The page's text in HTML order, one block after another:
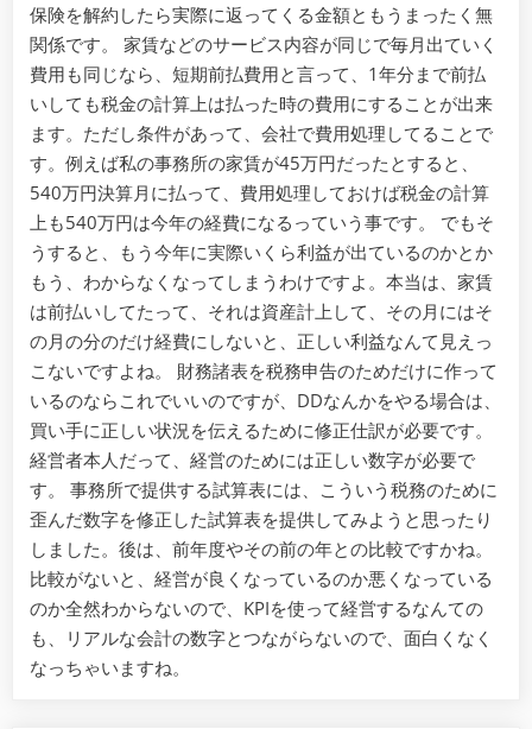
保険を解約したら実際に返ってくる金額ともうまったく無
関係です。 家賃などのサービス内容が同じで毎月出ていく
費用も同じなら、短期前払費用と言って、1年分まで前払
いしても税金の計算上は払った時の費用にすることが出来
ます。ただし条件があって、会社で費用処理してることで
す。例えば私の事務所の家賃が45万円だったとすると、
540万円決算月に払って、費用処理しておけば税金の計算
上も540万円は今年の経費になるっていう事です。 でもそ
うすると、もう今年に実際いくら利益が出ているのかとか
もう、わからなくなってしまうわけですよ。本当は、家賃
は前払いしてたって、それは資産計上して、その月にはそ
の月の分のだけ経費にしないと、正しい利益なんて見えっ
こないですよね。 財務諸表を税務申告のためだけに作って
いるのならこれでいいのですが、DDなんかをやる場合は、
買い手に正しい状況を伝えるために修正仕訳が必要です。
経営者本人だって、経営のためには正しい数字が必要で
す。 事務所で提供する試算表には、こういう税務のために
歪んだ数字を修正した試算表を提供してみようと思ったり
しました。後は、前年度やその前の年との比較ですかね。
比較がないと、経営が良くなっているのか悪くなっている
のか全然わからないので、KPIを使って経営するなんての
も、リアルな会計の数字とつながらないので、面白くなく
なっちゃいますね。